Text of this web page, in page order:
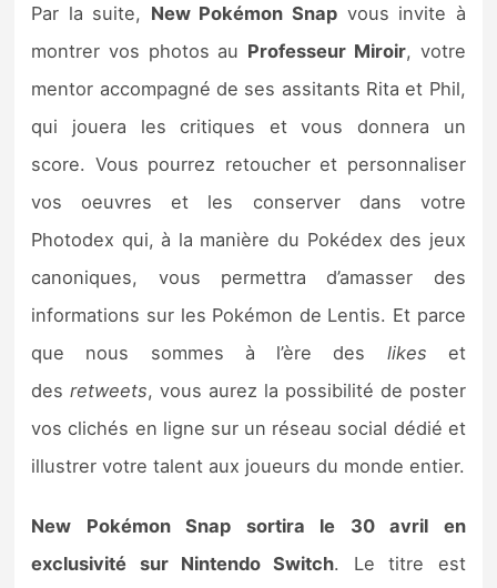
Par la suite, New Pokémon Snap vous invite à
montrer vos photos au Professeur Miroir, votre
mentor accompagné de ses assitants Rita et Phil,
qui jouera les critiques et vous donnera un
score. Vous pourrez retoucher et personnaliser
vos oeuvres et les conserver dans votre
Photodex qui, à la manière du Pokédex des jeux
canoniques, vous permettra d’amasser des
informations sur les Pokémon de Lentis. Et parce
que nous sommes à l’ère des likes et
desretweets, vous aurez la possibilité de poster
vos clichés en ligne sur un réseau social dédié et
illustrer votre talent aux joueurs du monde entier.
New Pokémon Snap sortira le 30 avril en
exclusivité sur Nintendo Switch. Le titre est